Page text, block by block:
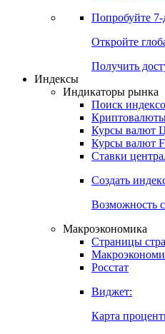
Попробуйте
Откройте
Получить
Индексы
Индикаторы рынка
Поиск
Курсы валют
Курсы валют
Ставки
Создать
Возможность
Макроэкономика
Страницы
Росстат
Виджет:
Карта